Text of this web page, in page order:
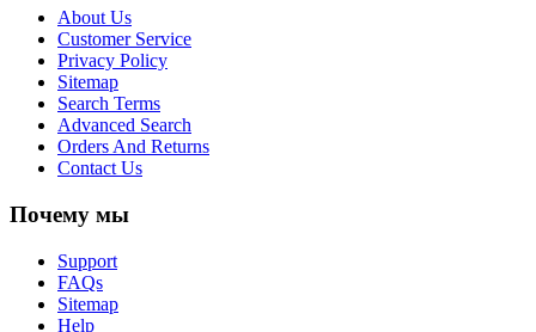
About Us
Customer Service
Privacy Policy
Sitemap
Search Terms
Advanced Search
Orders And Returns
Contact Us
Почему мы
Support
FAQs
Sitemap
Help